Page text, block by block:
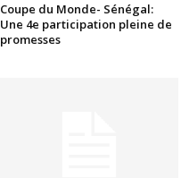
Coupe du Monde- Sénégal:
Une 4e participation pleine de
promesses